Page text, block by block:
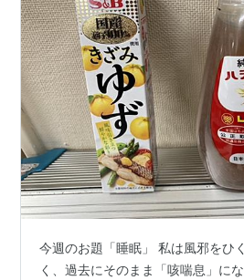
今週のお題「睡眠」 私は風邪をひ
く、過去にそのまま「咳喘息」に